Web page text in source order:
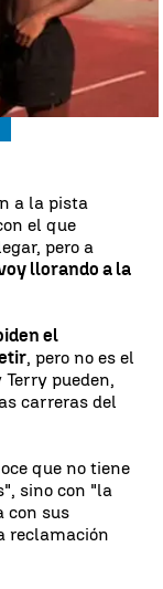
a la pista
el que
pero a
llorando a la
el
, pero no es el
pueden,
carreras del
que no tiene
sino con "la
con sus
reclamación